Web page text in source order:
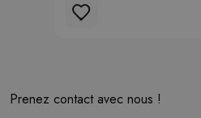
Prenez contact avec nous !